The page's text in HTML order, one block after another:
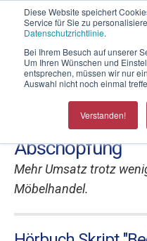
Diese Website speichert
Service für Sie zu
Datenschutzrichtlinie.
Bei Ihrem Besuch auf unserer
Um Ihren Wünschen und
entsprechen, müssen wir nur
Auswahl nicht noch einmal
Verstanden!
Möbelhäuser
Abschöpfung
Mehr Umsatz trotz
Möbelhandel.